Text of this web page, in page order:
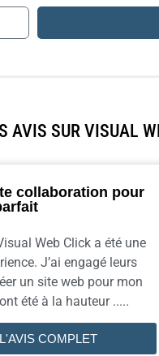
AVIS SUR VISUAL
collaboration pour
Web Click a été une
J’ai engagé leurs
un site web pour mon
été à la hauteur .....
COMPLET